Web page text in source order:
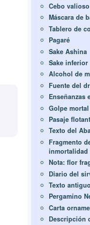
Cebo valioso
Máscara de
Tablero de
Pagaré
Sake Ashina
Sake inferior
Alcohol de
Fuente del
Enseñanzas
Golpe
Pasaje
Texto del
Fragmento
inmortalidad
Nota: flor
Diario del
Texto
Pergamino
Carta
Descripción